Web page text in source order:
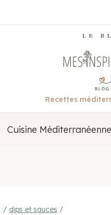
LE
Recettes
Cuisine Méditerranéenne
/ dips et sauces /